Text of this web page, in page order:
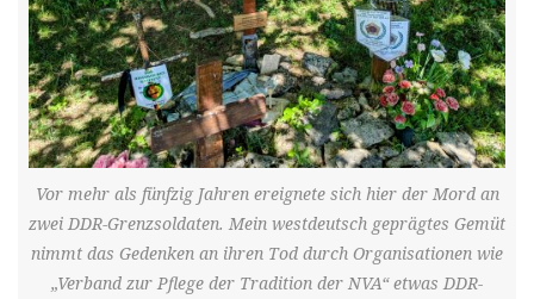
Vor mehr als fünfzig Jahren ereignete sich hier der Mord an
zwei DDR-Grenzsoldaten. Mein westdeutsch geprägtes Gemüt
nimmt das Gedenken an ihren Tod durch Organisationen wie
„Verband zur Pflege der Tradition der NVA“ etwas DDR-